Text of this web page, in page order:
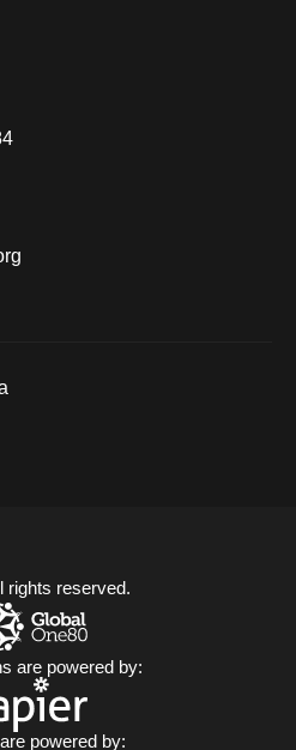
rights reserved.
are powered by:
powered by: